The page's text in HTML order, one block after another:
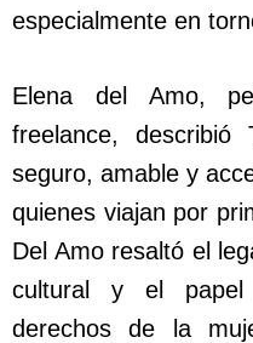
especialmente en
Elena del Amo,
freelance,
seguro, amable y
quienes viajan por
Del Amo resaltó el
cultural y el
derechos de la